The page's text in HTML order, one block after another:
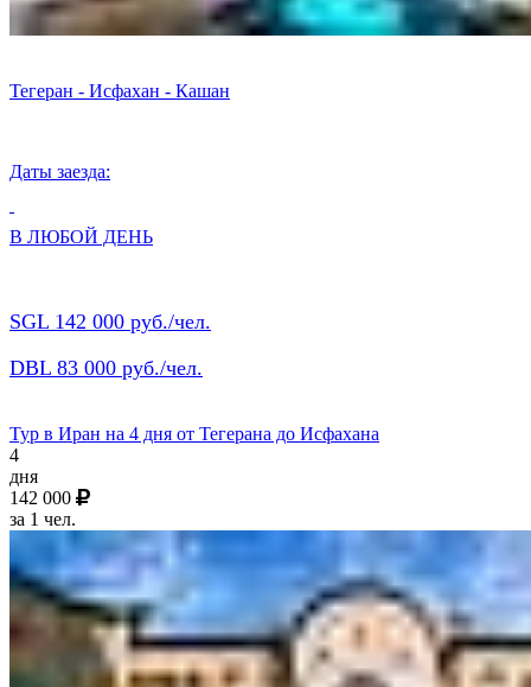
Тегеран - Исфахан - Кашан
Даты заезда:
В ЛЮБОЙ ДЕНЬ
SGL 142 000 руб./чел.
DBL 83 000 руб./чел.
Тур в Иран на 4 дня от Тегерана до Исфахана
4
дня
142 000
за 1 чел.